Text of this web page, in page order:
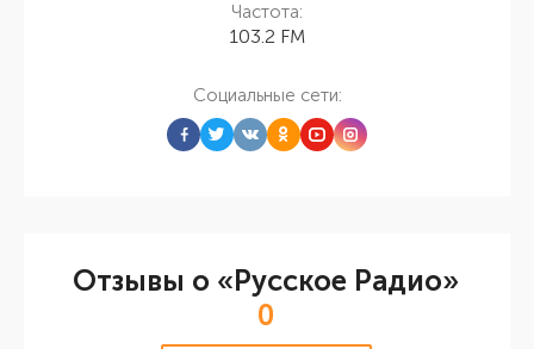
Частота:
103.2 FM
Социальные сети:
Отзывы о «Русское Радио»
0